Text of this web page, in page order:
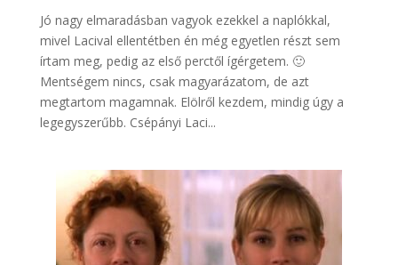
Jó nagy elmaradásban vagyok ezekkel a naplókkal,
mivel Lacival ellentétben én még egyetlen részt sem
írtam meg, pedig az első perctől ígérgetem. 🙂
Mentségem nincs, csak magyarázatom, de azt
megtartom magamnak. Elölről kezdem, mindig úgy a
legegyszerűbb. Csépányi Laci...